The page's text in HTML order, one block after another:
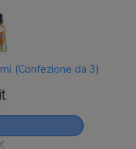
(Confezione da 3)